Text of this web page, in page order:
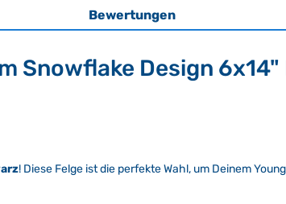
Bewertungen
Snowflake Design 6x14"
! Diese Felge ist die perfekte Wahl, um Deinem